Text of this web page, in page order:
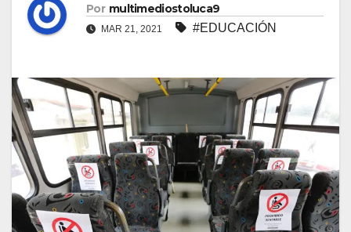
Por multimediostoluca9
MAR 21, 2021 #EDUCACIÓN